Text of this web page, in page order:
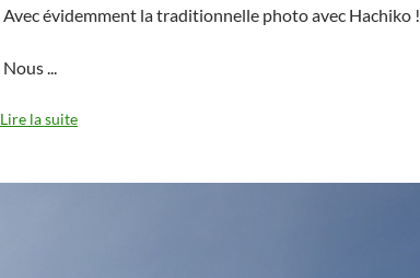
Avec évidemment la traditionnelle photo avec Hachiko !
Nous...
Lire la suite